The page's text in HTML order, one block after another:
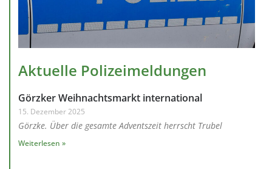
Aktuelle Polizeimeldungen
Görzker Weihnachtsmarkt international
15. Dezember 2025
Görzke. Über die gesamte Adventszeit herrscht Trubel
Weiterlesen »